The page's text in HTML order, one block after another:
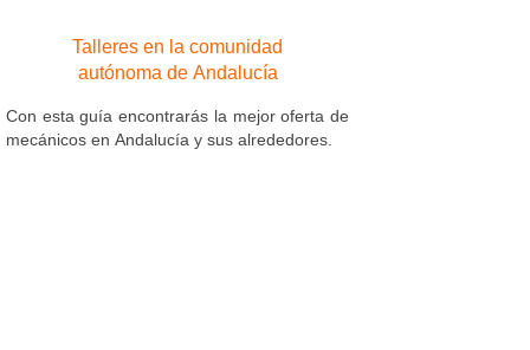
Talleres en la comunidad
autónoma de Andalucía
Con esta guía encontrarás la mejor oferta de
mecánicos en Andalucía y sus alrededores.